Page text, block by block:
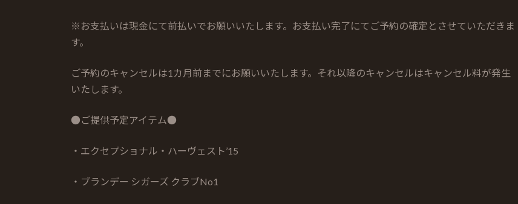
※お支払いは現金にて前払いでお願いいたします。お支払い完了にてご予約の確定とさせていただきま
す。
ご予約のキャンセルは1カ月前までにお願いいたします。それ以降のキャンセルはキャンセル料が発生
いたします。
●ご提供予定アイテム●
・エクセプショナル・ハーヴェスト’15
・ブランデー シガーズ クラブNo1